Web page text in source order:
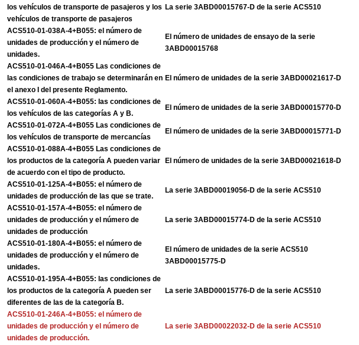
los vehículos de transporte de pasajeros y los
vehículos de transporte de pasajeros
La serie 3ABD00015767-D de la serie ACS510
ACS510-01-038A-4+B055: el número de
unidades de producción y el número de
unidades.
El número de unidades de ensayo de la serie
3ABD00015768
ACS510-01-046A-4+B055 Las condiciones de
las condiciones de trabajo se determinarán en
el anexo I del presente Reglamento.
El número de unidades de la serie 3ABD00021617-D
ACS510-01-060A-4+B055: las condiciones de
los vehículos de las categorías A y B.
El número de unidades de la serie 3ABD00015770-D
ACS510-01-072A-4+B055 Las condiciones de
los vehículos de transporte de mercancías
El número de unidades de la serie 3ABD00015771-D
ACS510-01-088A-4+B055 Las condiciones de
los productos de la categoría A pueden variar
de acuerdo con el tipo de producto.
El número de unidades de la serie 3ABD00021618-D
ACS510-01-125A-4+B055: el número de
unidades de producción de las que se trate.
La serie 3ABD00019056-D de la serie ACS510
ACS510-01-157A-4+B055: el número de
unidades de producción y el número de
unidades de producción
La serie 3ABD00015774-D de la serie ACS510
ACS510-01-180A-4+B055: el número de
unidades de producción y el número de
unidades.
El número de unidades de la serie ACS510
3ABD00015775-D
ACS510-01-195A-4+B055: las condiciones de
los productos de la categoría A pueden ser
diferentes de las de la categoría B.
La serie 3ABD00015776-D de la serie ACS510
ACS510-01-246A-4+B055: el número de
unidades de producción y el número de
unidades de producción.
La serie 3ABD00022032-D de la serie ACS510